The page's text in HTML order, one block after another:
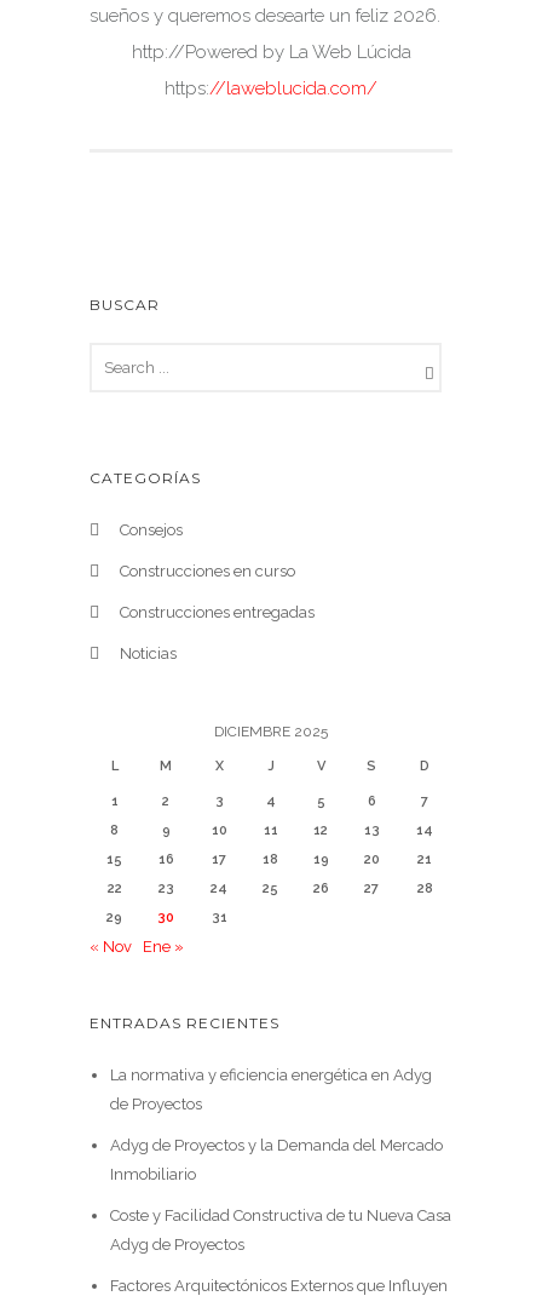
sueños y queremos desearte un feliz 2026.
http://Powered by La Web Lúcida
https://laweblucida.com/
BUSCAR
CATEGORÍAS
Consejos
Construcciones en curso
Construcciones entregadas
Noticias
DICIEMBRE 2025
L M X J V S D
1 2 3 4 5 6
7
8
9 10 11 12 13
14
15
16 17 18 19 20
21
22
23 24 25 26 27
28
29
30 31
« Nov Ene »
ENTRADAS RECIENTES
La normativa y eficiencia energética en Adyg
de Proyectos
Adyg de Proyectos y la Demanda del Mercado
Inmobiliario
Coste y Facilidad Constructiva de tu Nueva Casa
Adyg de Proyectos
Factores Arquitectónicos Externos que Influyen